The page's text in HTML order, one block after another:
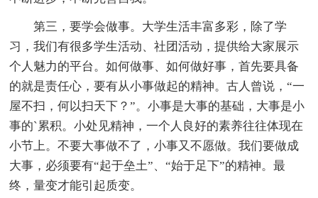
第三，要学会做事。大学生活丰富多彩，除了学
习，我们有很多学生活动、社团活动，提供给大家展示
个人魅力的平台。如何做事、如何做好事，首先要具备
的就是责任心，要有从小事做起的精神。古人曾说，“一
屋不扫，何以扫天下？”。小事是大事的基础，大事是小
事的`累积。小处见精神，一个人良好的素养往往体现在
小节上。不要大事做不了，小事又不愿做。我们要做成
大事，必须要有“起于垒土”、“始于足下”的精神。最
终，量变才能引起质变。